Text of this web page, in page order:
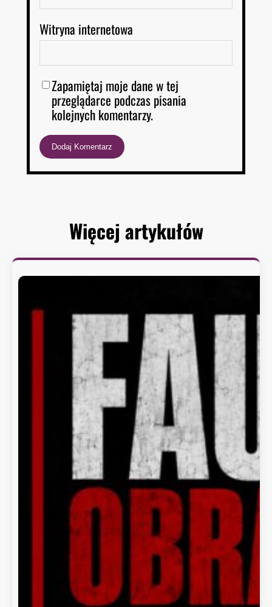
Witryna internetowa
Zapamiętaj moje dane w tej
przeglądarce podczas pisania
kolejnych komentarzy.
Więcej artykułów